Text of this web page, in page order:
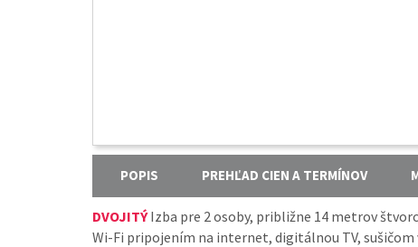
POPIS PREHĽAD CIEN A TERMÍNOV
DVOJITÝIzba pre 2 osoby, približne 14 metrov
Wi-Fi pripojením na internet, digitálnou TV, sušičom